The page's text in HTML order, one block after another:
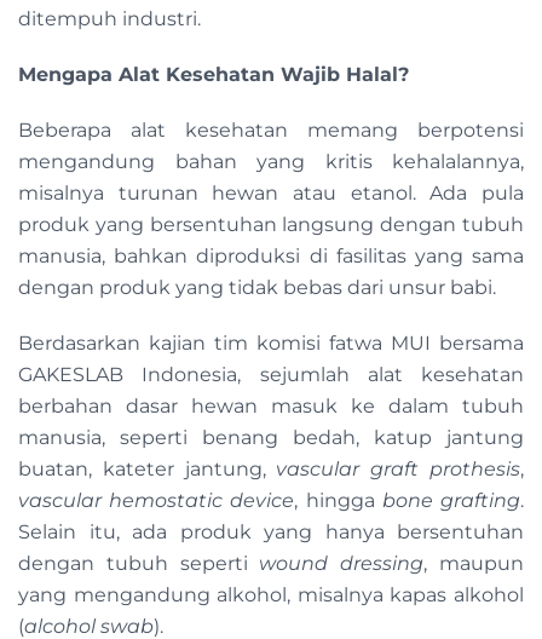
ditempuh industri.
Mengapa Alat Kesehatan Wajib Halal?
Beberapa alat kesehatan memang berpotensi
mengandung bahan yang kritis kehalalannya,
misalnya turunan hewan atau etanol. Ada pula
produk yang bersentuhan langsung dengan tubuh
manusia, bahkan diproduksi di fasilitas yang sama
dengan produk yang tidak bebas dari unsur babi.
Berdasarkan kajian tim komisi fatwa MUI bersama
GAKESLAB Indonesia, sejumlah alat kesehatan
berbahan dasar hewan masuk ke dalam tubuh
manusia, seperti benang bedah, katup jantung
buatan, kateter jantung, vascular graft prothesis,
vascular hemostatic device, hingga bone grafting.
Selain itu, ada produk yang hanya bersentuhan
dengan tubuh seperti wound dressing, maupun
yang mengandung alkohol, misalnya kapas alkohol
(alcohol swab).